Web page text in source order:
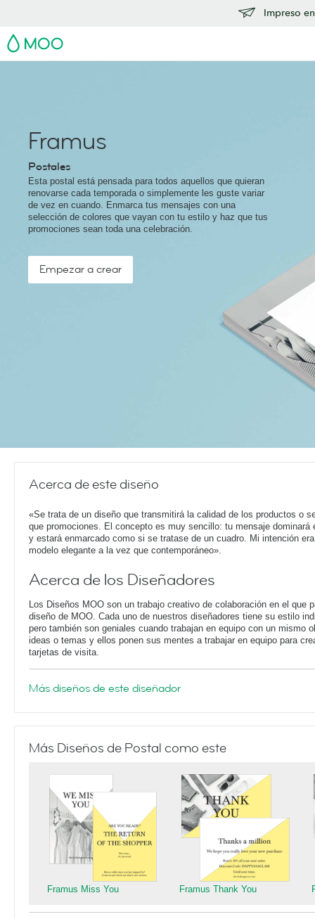
Impreso
MOO
Framus
Postales
Esta postal está pensada para todos aquellos que quieran
renovarse cada temporada o simplemente les guste variar
de vez en cuando. Enmarca tus mensajes con una
selección de colores que vayan con tu estilo y haz que tus
promociones sean toda una celebración.
Empezar a crear
Acerca de este diseño
«Se trata de un diseño que transmitirá la calidad de los productos o
que promociones. El concepto es muy sencillo: tu mensaje dominará
y estará enmarcado como si se tratase de un cuadro. Mi intención
modelo elegante a la vez que contemporáneo».
Acerca de los Diseñadores
Los Diseños MOO son un trabajo creativo de colaboración en el que
diseño de MOO. Cada uno de nuestros diseñadores tiene su estilo
pero también son geniales cuando trabajan en equipo con un mismo
ideas o temas y ellos ponen sus mentes a trabajar en equipo para
tarjetas de visita.
Más diseños de este diseñador
Más Diseños de Postal como este
Framus Miss You Framus Thank You